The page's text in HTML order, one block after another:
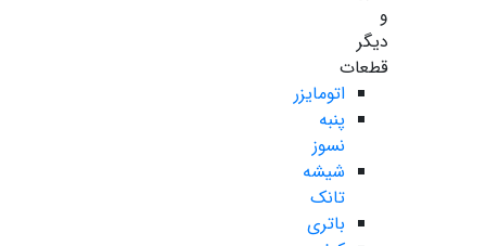
و
دیگر
قطعات
اتومایزر
پنبه
نسوز
شیشه
تانک
باتری